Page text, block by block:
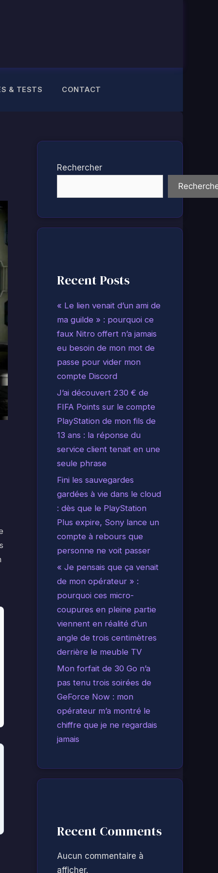
& TESTS CONTACT
Rechercher
Recent Posts
« Le lien venait d’un ami de
ma guilde » : pourquoi ce
faux Nitro offert n’a jamais
eu besoin de mon mot de
passe pour vider mon
compte Discord
J’ai découvert 230 € de
FIFA Points sur le compte
PlayStation de mon fils de
13 ans : la réponse du
service client tenait en une
seule phrase
Fini les sauvegardes
gardées à vie dans le cloud
: dès que le PlayStation
Plus expire, Sony lance un
compte à rebours que
personne ne voit passer
« Je pensais que ça venait
de mon opérateur » :
pourquoi ces micro-
coupures en pleine partie
viennent en réalité d’un
angle de trois centimètres
derrière le meuble TV
Mon forfait de 30 Go n’a
pas tenu trois soirées de
GeForce Now : mon
opérateur m’a montré le
chiffre que je ne regardais
jamais
Recent Comments
Aucun commentaire à
afficher.